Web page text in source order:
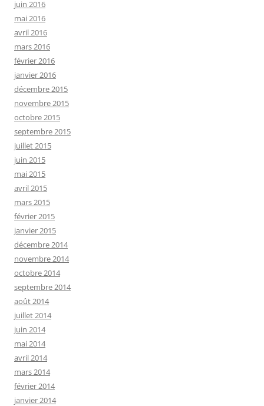
juin 2016
mai 2016
avril 2016
mars 2016
février 2016
janvier 2016
décembre 2015
novembre 2015
octobre 2015
septembre 2015
juillet 2015
juin 2015
mai 2015
avril 2015
mars 2015
février 2015
janvier 2015
décembre 2014
novembre 2014
octobre 2014
septembre 2014
août 2014
juillet 2014
juin 2014
mai 2014
avril 2014
mars 2014
février 2014
janvier 2014